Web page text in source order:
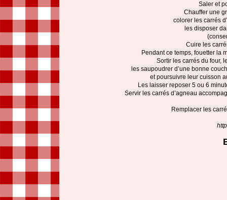
Saler et
Chauffer une
colorer les carrés
les disposer
Cuire les
Pendant ce temps, fouetter la
Sortir les carrés du four,
les saupoudrer d’une bonne
et poursuivre leur cuisson
Les laisser reposer 5 ou 6
Servir les carrés d’agneau
Remplacer les